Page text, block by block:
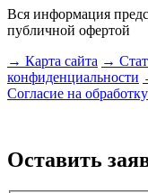
Вся информация
публичной офертой
→ Карта сайта →
конфиденциальности
Согласие на
Оставить